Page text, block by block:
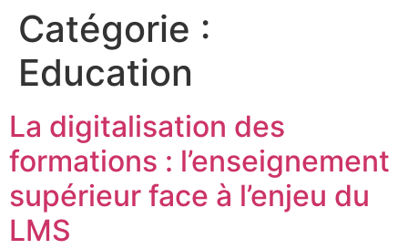
Catégorie :
Education
La digitalisation des
formations : l’enseignement
supérieur face à l’enjeu du
LMS